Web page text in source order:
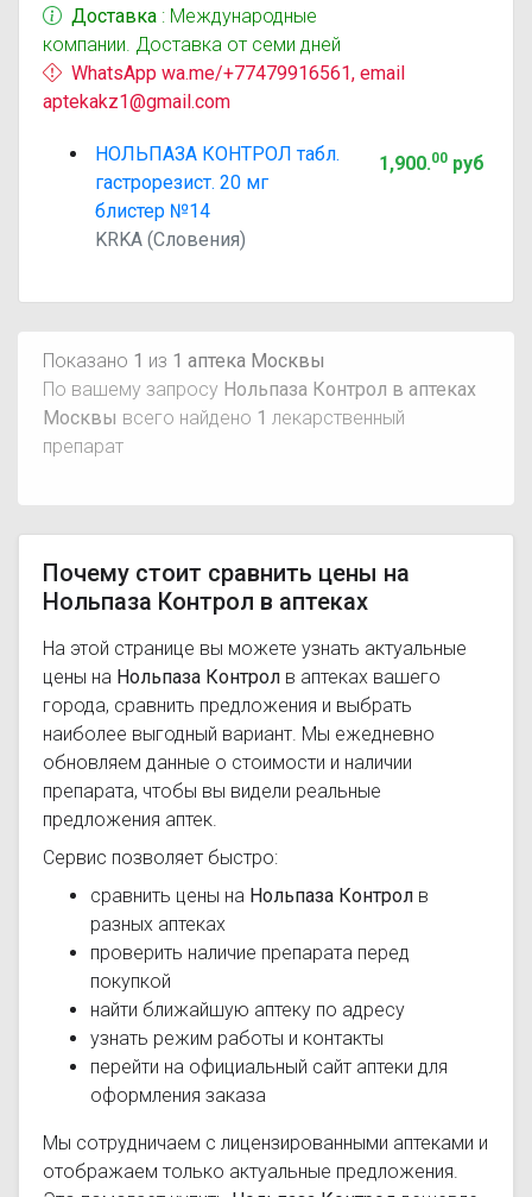
Доставка : Международные
компании. Доставка от семи дней
WhatsApp wa.me/+77479916561, email
aptekakz1@gmail.com
НОЛЬПАЗА КОНТРОЛ табл.
гастрорезист. 20 мг
блистер №14
KRKA (Словения)
1,900.00руб
Показано 1 из 1 аптека Москвы
По вашему запросу Нольпаза Контрол в аптеках
Москвы всего найдено 1 лекарственный
препарат
Почему стоит сравнить цены на
Нольпаза Контрол в аптеках
На этой странице вы можете узнать актуальные
цены на Нольпаза Контрол в аптеках вашего
города, сравнить предложения и выбрать
наиболее выгодный вариант. Мы ежедневно
обновляем данные о стоимости и наличии
препарата, чтобы вы видели реальные
предложения аптек.
Сервис позволяет быстро:
сравнить цены на Нольпаза Контрол в
разных аптеках
проверить наличие препарата перед
покупкой
найти ближайшую аптеку по адресу
узнать режим работы и контакты
перейти на официальный сайт аптеки для
оформления заказа
Мы сотрудничаем с лицензированными аптеками и
отображаем только актуальные предложения.